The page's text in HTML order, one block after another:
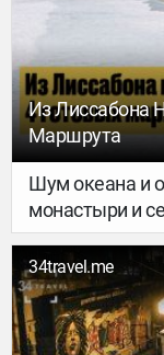
Из Лиссабона
Маршрута
Шум океана и
монастыри и
места для
хайкинги –
Лиссабона. В
поездок:
готовому
34travel.me